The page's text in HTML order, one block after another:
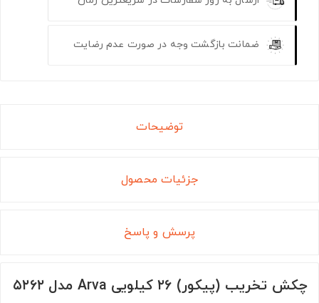
ضمانت بازگشت وجه در صورت عدم رضایت
توضیحات
جزئیات محصول
پرسش و پاسخ
چکش تخریب (پیکور) ۲۶ کیلویی Arva مدل ۵۲۶۲